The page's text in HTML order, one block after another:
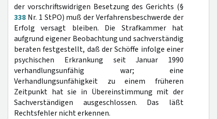
der vorschriftswidrigen Besetzung des Gerichts (§
338 Nr. 1 StPO) muß der Verfahrensbeschwerde der
Erfolg versagt bleiben. Die Strafkammer hat
aufgrund eigener Beobachtung und sachverständig
beraten festgestellt, daß der Schöffe infolge einer
psychischen Erkrankung seit Januar 1990
verhandlungsunfähig war; eine
Verhandlungsunfähigkeit zu einem früheren
Zeitpunkt hat sie in Übereinstimmung mit der
Sachverständigen ausgeschlossen. Das läßt
Rechtsfehler nicht erkennen.